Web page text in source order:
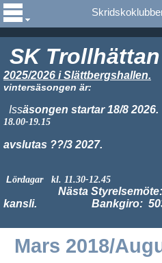
SK
2025/2026 i Slättbergshallen.
vintersäsongen är:
Issäsongen startar 18/8 2026.
18.00-19.15
avslutas ??/3 2027.
Lördagar kl. 11.30-12.45
Nästa Styrelsemöte:
kansli.
Bankgiro:
Mars 2018/